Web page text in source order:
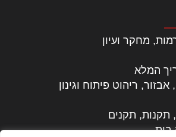
מחקר ועיון
המלא
ריהוט פיתוח וגינון
תקנות, תקנים
בית